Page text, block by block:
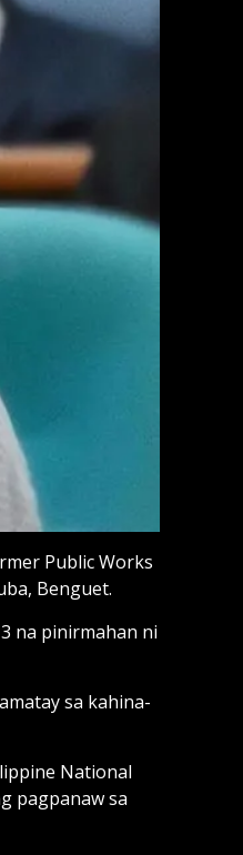
Public Works
Benguet.
na pinirmahan ni
sa kahina-
National
pagpanaw sa